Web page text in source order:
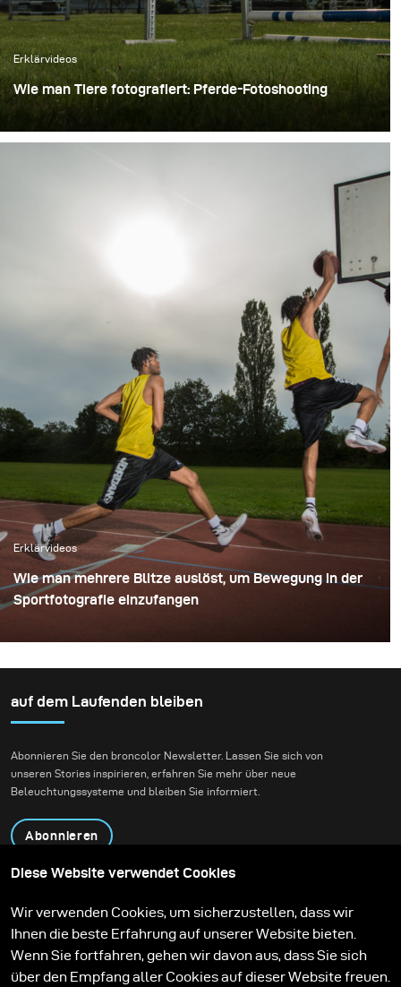
Erklärvideos
Wie man Tiere fotografiert: Pferde-Fotoshooting
Erklärvideos
Wie man mehrere Blitze auslöst, um Bewegung in der
Sportfotografie einzufangen
auf dem Laufenden bleiben
Abonnieren Sie den broncolor Newsletter. Lassen Sie sich von
unseren Stories inspirieren, erfahren Sie mehr über neue
Beleuchtungssysteme und bleiben Sie informiert.
Abonnieren
Kontakt
Technologien
Contribute to our blog
Lernen
Support
Karriere
Media Center
Diese Website verwendet Cookies
Wir verwenden Cookies, um sicherzustellen, dass wir
Ihnen die beste Erfahrung auf unserer Website bieten.
Wenn Sie fortfahren, gehen wir davon aus, dass Sie sich
über den Empfang aller Cookies auf dieser Website freuen.